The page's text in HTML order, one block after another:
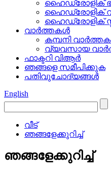
ഹൈഡ്രോളിക്
ഹൈഡ്രോളിക്
ഹൈഡ്രോളിക്
വാർത്തകൾ
കമ്പനി
വ്യവസായ
ഫാക്ടറി വിആർ
ഞങ്ങളെ സമീപിക്കുക
പതിവുചോദ്യങ്ങൾ
English
വീട്
ഞങ്ങളേക്കുറിച്ച്
ഞങ്ങളേക്കുറിച്ച്